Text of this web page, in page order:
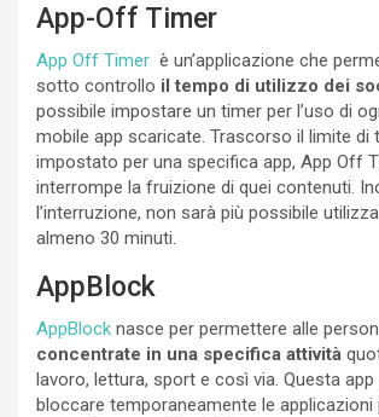
App-Off Timer
App Off Timer è un’applicazione che
sotto controllo il tempo di utilizzo dei
possibile impostare un timer per l’uso di
mobile app scaricate. Trascorso il limite di
impostato per una specifica app, App Off
interrompe la fruizione di quei contenuti.
l’interruzione, non sarà più possibile
almeno 30 minuti.
AppBlock
AppBlock nasce per permettere alle
concentrate in una specifica attività
lavoro, lettura, sport e così via. Questa
bloccare temporaneamente le applicazioni